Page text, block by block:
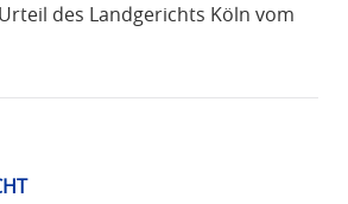
des Landgerichts Köln vom